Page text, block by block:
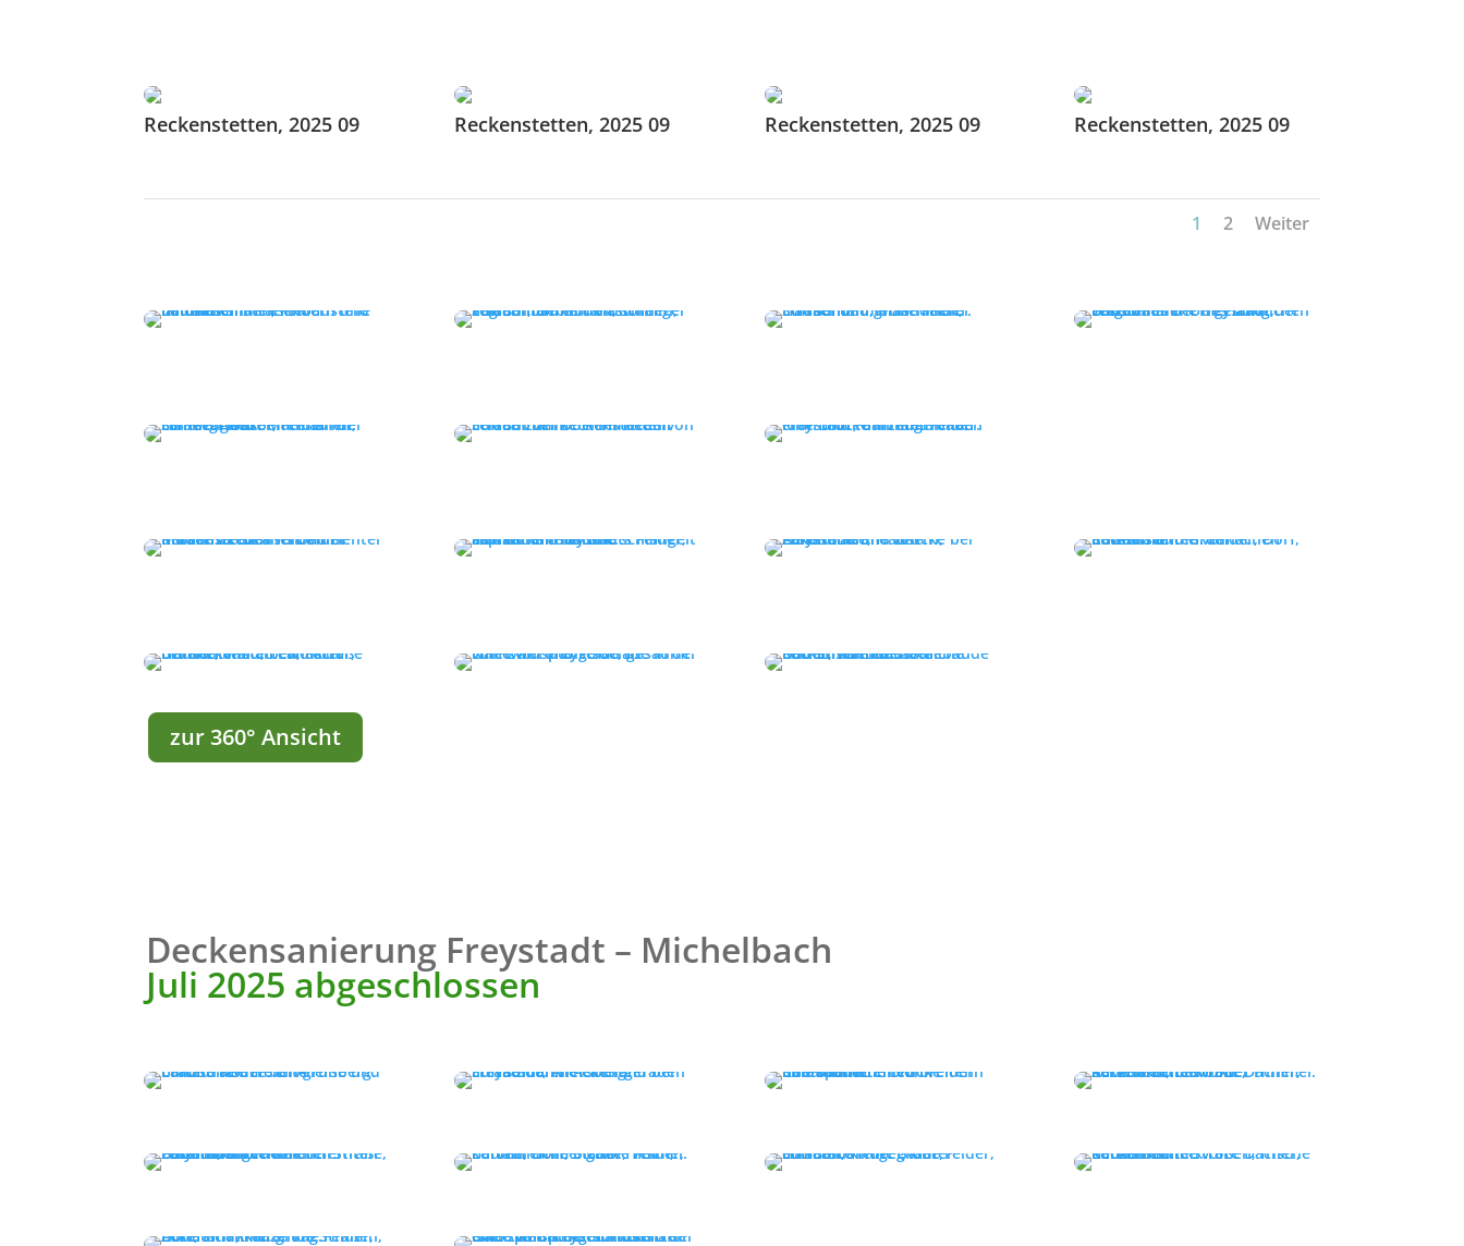
Reckenstetten, 2025 09 Reckenstetten, 2025 09 Reckenstetten, 2025 09 Reckenstetten, 2025 09
1 2 Weiter
zur 360° Ansicht
Deckensanierung Freystadt – Michelbach
Juli 2025 abgeschlossen